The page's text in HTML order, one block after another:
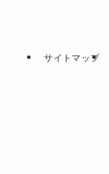
サイトマップ